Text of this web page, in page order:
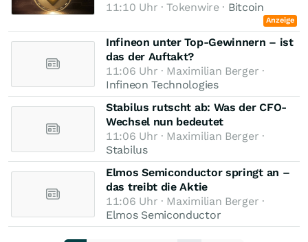
11:10 Uhr · Tokenwire · Bitcoin
Anzeige
Infineon unter Top-Gewinnern – ist
das der Auftakt?
11:06 Uhr · Maximilian Berger ·
Infineon Technologies
Stabilus rutscht ab: Was der CFO-
Wechsel nun bedeutet
11:06 Uhr · Maximilian Berger ·
Stabilus
Elmos Semiconductor springt an –
das treibt die Aktie
11:06 Uhr · Maximilian Berger ·
Elmos Semiconductor